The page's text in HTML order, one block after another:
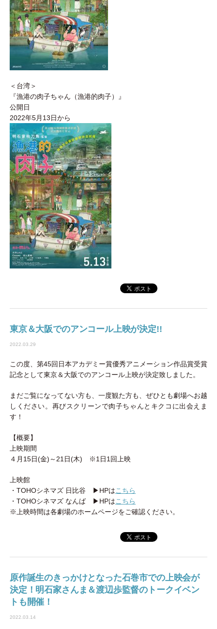
＜台湾＞
『漁港の肉子ちゃん（漁港的肉子）』
公開日
2022年5月13日から
東京＆大阪でのアンコール上映が決定!!
2022.03.29
この度、第45回日本アカデミー賞優秀アニメーション作品賞受賞
記念として東京＆大阪でのアンコール上映が決定致しました。
まだご覧になってない方も、一度観た方も、ぜひとも劇場へお越
しください。再びスクリーンで肉子ちゃんとキクコに出会えま
す！
【概要】
上映期間
４月15日(金)～21日(木) ※1日1回上映
上映館
・TOHOシネマズ 日比谷 ▶HPはこちら
・TOHOシネマズ なんば ▶HPはこちら
※上映時間は各劇場のホームページをご確認ください。
原作誕生のきっかけとなった石巻市での上映会が
決定！明石家さんま＆渡辺歩監督のトークイベン
トも開催！
2022.03.14